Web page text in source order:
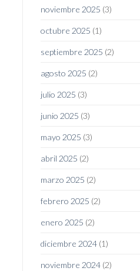
noviembre 2025 (3)
octubre 2025 (1)
septiembre 2025 (2)
agosto 2025 (2)
julio 2025 (3)
junio 2025 (3)
mayo 2025 (3)
abril 2025 (2)
marzo 2025 (2)
febrero 2025 (2)
enero 2025 (2)
diciembre 2024(1)
noviembre 2024(2)